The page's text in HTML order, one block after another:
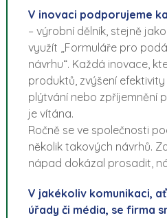
V inovaci podporujeme
– výrobní dělník, stejně
využít „Formuláře pro
návrhu“. Každá inovace,
produktů, zvýšení
plýtvání nebo zpříjemnění
je vítána.
Ročně se ve společnosti
několik takových návrhů.
nápad dokázal prosadit,
V jakékoliv komunikaci,
úřady či média, se firma